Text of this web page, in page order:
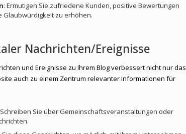
: Ermutigen Sie zufriedene Kunden, positive Bewertungen
Glaubwürdigkeit zu erhöhen.
Nachrichten/Ereignisse
und Ereignisse zu Ihrem Blog verbessert nicht nur das
auch zu einem Zentrum relevanter Informationen für
Sie über Gemeinschaftsveranstaltungen oder